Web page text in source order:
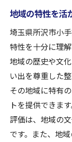
地域の特性を活
埼玉県所沢市小
特性を十分に理
地域の歴史や文
い出を尊重した
その地域に特有
トを提供できま
評価は、地域の
です。また、地